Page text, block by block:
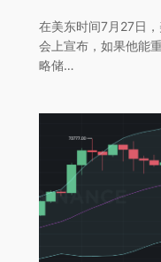
在美东时间7月27日
会上宣布，如果他能
略储…